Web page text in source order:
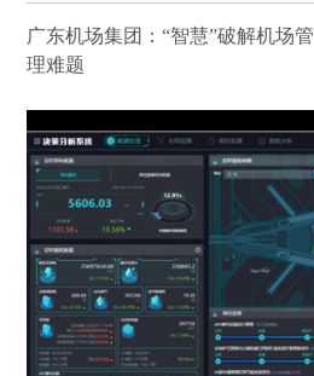
广东机场集团：“智慧”破解机场管
理难题